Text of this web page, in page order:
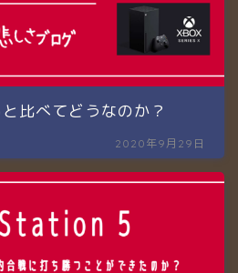
比べてどうなのか？
2020年9月29日